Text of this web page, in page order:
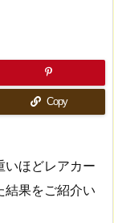
Copy
いほどレアカー
結果をご紹介い